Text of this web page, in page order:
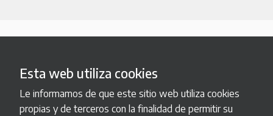
Esta web utiliza cookies
Le informamos de que este sitio web utiliza cookies
propias y de terceros con la finalidad de permitir su